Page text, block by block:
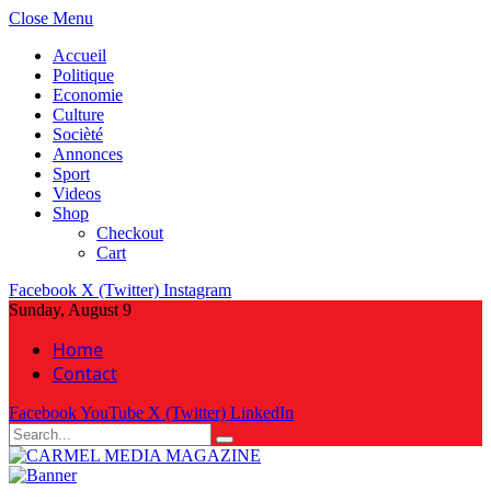
Close Menu
Accueil
Politique
Economie
Culture
Socièté
Annonces
Sport
Videos
Shop
Checkout
Cart
Facebook X (Twitter) Instagram
Sunday, August 9
Home
Contact
FacebookYouTube X (Twitter) LinkedIn